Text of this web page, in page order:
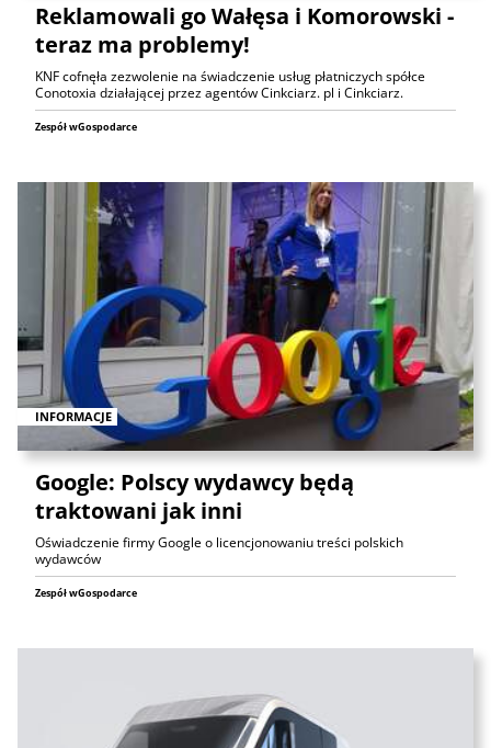
Reklamowali go Wałęsa i Komorowski -
teraz ma problemy!
KNF cofnęła zezwolenie na świadczenie usług płatniczych spółce
Conotoxia działającej przez agentów Cinkciarz. pl i Cinkciarz.
Zespół wGospodarce
INFORMACJE
Google: Polscy wydawcy będą
traktowani jak inni
Oświadczenie firmy Google o licencjonowaniu treści polskich
wydawców
Zespół wGospodarce